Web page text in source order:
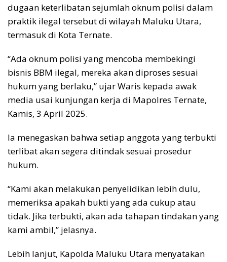
dugaan keterlibatan sejumlah oknum polisi dalam
praktik ilegal tersebut di wilayah Maluku Utara,
termasuk di Kota Ternate.
“Ada oknum polisi yang mencoba membekingi
bisnis BBM ilegal, mereka akan diproses sesuai
hukum yang berlaku,” ujar Waris kepada awak
media usai kunjungan kerja di Mapolres Ternate,
Kamis, 3 April 2025.
Ia menegaskan bahwa setiap anggota yang terbukti
terlibat akan segera ditindak sesuai prosedur
hukum.
“Kami akan melakukan penyelidikan lebih dulu,
memeriksa apakah bukti yang ada cukup atau
tidak. Jika terbukti, akan ada tahapan tindakan yang
kami ambil,” jelasnya.
Lebih lanjut, Kapolda Maluku Utara menyatakan